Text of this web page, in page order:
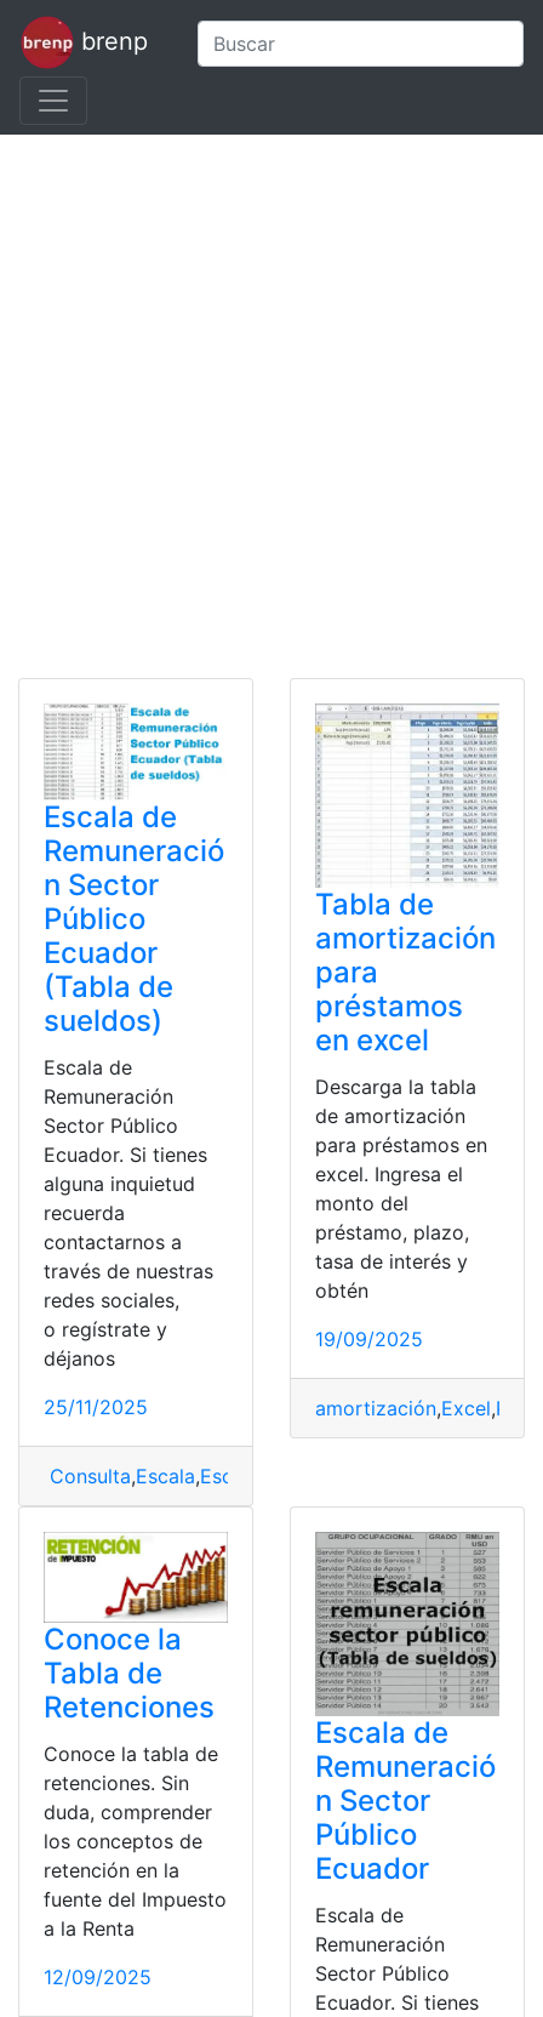
brenp
Escala de
Remuneració
n Sector
Público
Ecuador
(Tabla de
sueldos)
Escala de
Remuneración
Sector Público
Ecuador. Si tienes
alguna inquietud
recuerda
contactarnos a
través de nuestras
redes sociales,
o regístrate y
déjanos
25/11/2025
Consulta,Escala,Escala de Remuneración
Tabla de
amortización
para
préstamos
en excel
Descarga la tabla
de amortización
para préstamos en
excel. Ingresa el
monto del
préstamo, plazo,
tasa de interés y
obtén
19/09/2025
amortización,Excel,
Conoce la
Tabla de
Retenciones
Conoce la tabla de
retenciones. Sin
duda, comprender
los conceptos de
retención en la
fuente del Impuesto
a la Renta
12/09/2025
Escala de
Remuneració
n Sector
Público
Ecuador
Escala de
Remuneración
Sector Público
Ecuador. Si tienes